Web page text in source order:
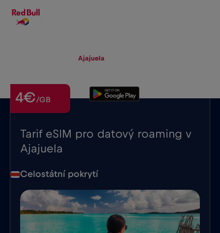
Ajajuela
Tarif eSIM pro datový roaming v
Ajajuela
4€/GB
Celostátní pokrytí